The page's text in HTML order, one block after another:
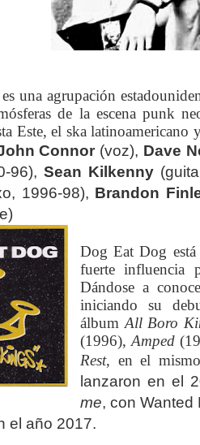
es una agrupación
de la escena punk
Este, el ska
Connor (voz), Dave
96),Sean Kilkenny
1996-98), Brandon
Dog Eat Dog está
fuerte influencia
Dándose a
iniciando su
álbum All Boro
(1996), Amped
Rest, en el
lanzaron en el
me, con Wanted
el año 2017.